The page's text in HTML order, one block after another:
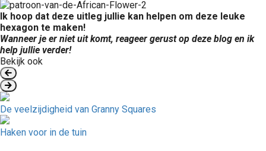
Ik hoop dat deze uitleg jullie kan helpen om deze leuke
hexagon te maken!
Wanneer je er niet uit komt, reageer gerust op deze blog en ik
help jullie verder!
Bekijk ook
De veelzijdigheid van Granny Squares
Haken voor in de tuin